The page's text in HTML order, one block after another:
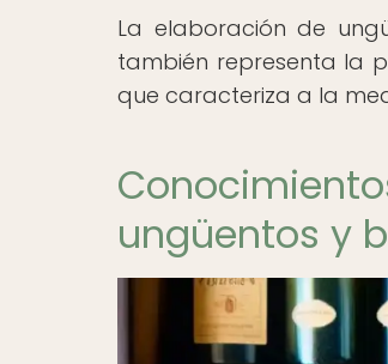
La elaboración de
también representa la
que caracteriza a la
ungüentos y